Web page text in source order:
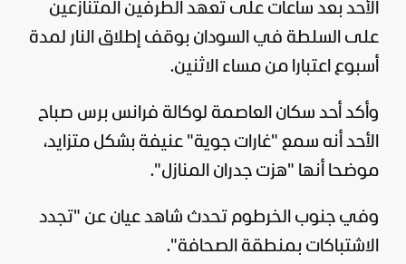
الأحد بعد ساعات على تعهد الطرفين المتنازعين
على السلطة في السودان بوقف إطلاق النار لمدة
أسبوع اعتبارا من مساء الاثنين.
وأكد أحد سكان العاصمة لوكالة فرانس برس صباح
الأحد أنه سمع "غارات جوية" عنيفة بشكل متزايد،
موضحا أنها "هزت جدران المنازل".
وفي جنوب الخرطوم تحدث شاهد عيان عن "تجدد
الاشتباكات بمنطقة الصحافة".